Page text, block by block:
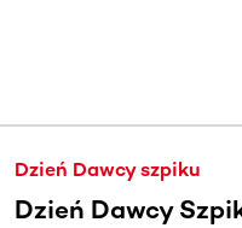
Dzień Dawcy szpiku
Dzień Dawcy